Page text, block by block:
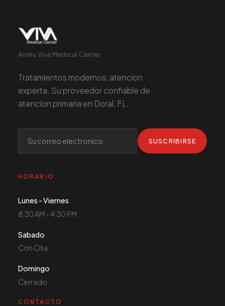
Antes Viva Medical Center
Tratamientos modernos, atencion
experta. Su proveedor confiable de
atencion primaria en Doral, FL.
SUSCRIBIRSE
HORARIO
Lunes - Viernes
8:30 AM - 4:30 PM
Sabado
Con Cita
Domingo
Cerrado
CONTACTO